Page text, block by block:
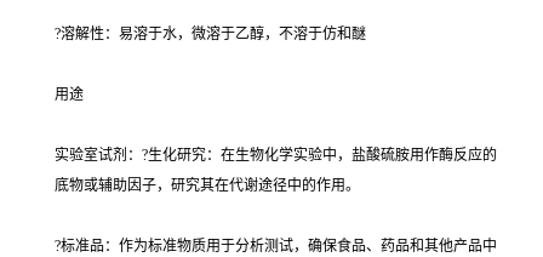
?溶解性：易溶于水，微溶于乙醇，不溶于仿和醚
用途
实验室试剂：?生化研究：在生物化学实验中，盐酸硫胺用作酶反应的
底物或辅助因子，研究其在代谢途径中的作用。
?标准品：作为标准物质用于分析测试，确保食品、药品和其他产品中